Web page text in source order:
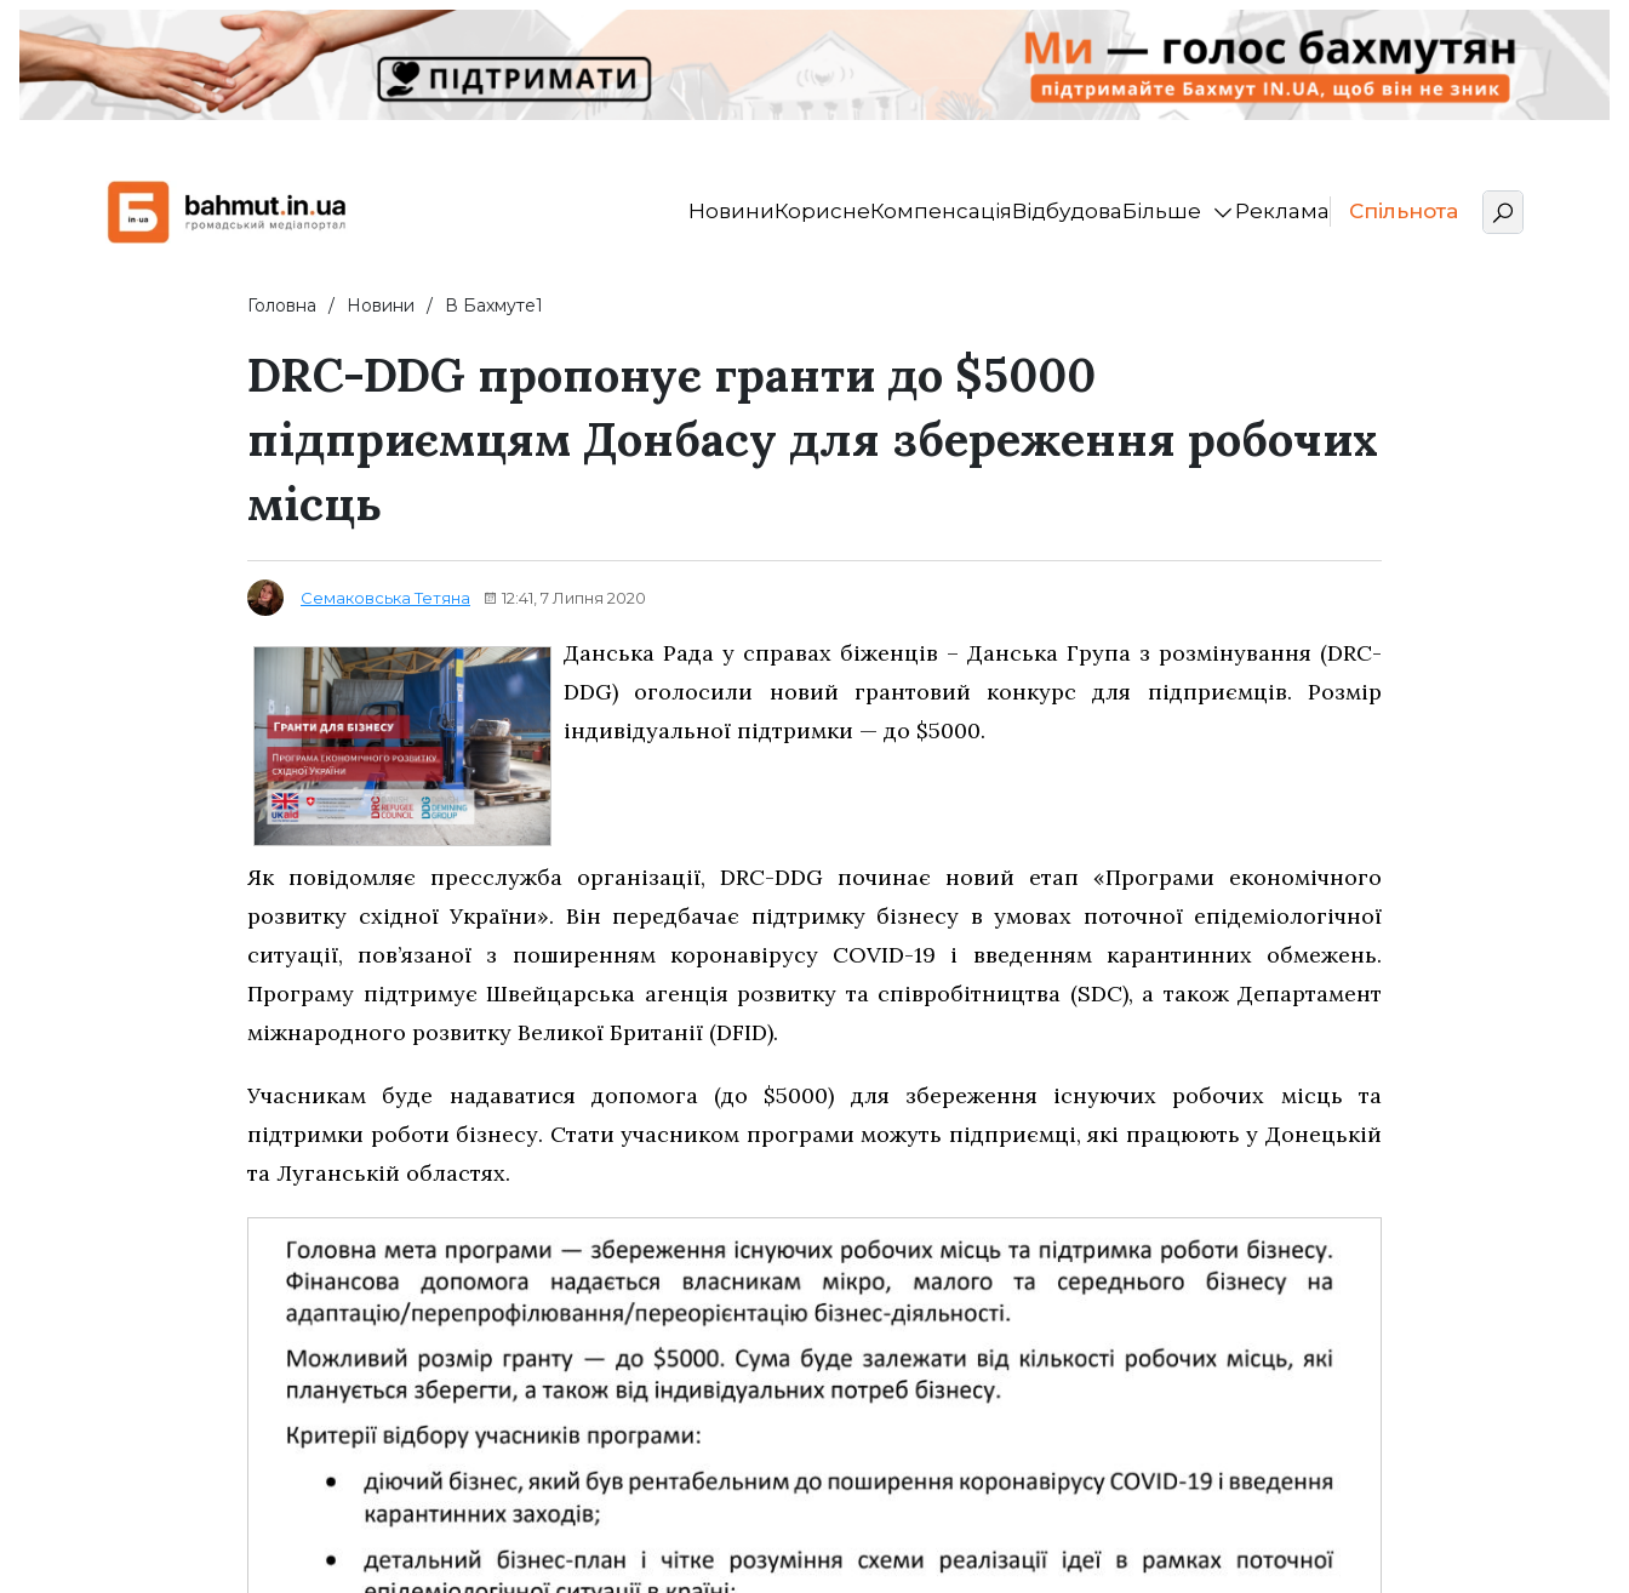
НовиниКориснеКомпенсаціяВідбудоваБільше Реклама Спільнота
Головна Новини В Бахмуте1
DRC-DDG пропонує гранти до $5000
підприємцям Донбасу для збереження робочих
місць
Семаковська Тетяна 12:41, 7 Липня 2020
Данська Рада у справах біженців – Данська Група з розмінування (DRC-
DDG) оголосили новий грантовий конкурс для підприємців. Розмір
індивідуальної підтримки — до $5000.
Як повідомляє пресслужба організації, DRC-DDG починає новий етап «Програми економічного
розвитку східної України». Він передбачає підтримку бізнесу в умовах поточної епідеміологічної
ситуації, пов’язаної з поширенням коронавірусу COVID-19 і введенням карантинних обмежень.
Програму підтримує Швейцарська агенція розвитку та співробітництва (SDC), а також Департамент
міжнародного розвитку Великої Британії (DFID).
Учасникам буде надаватися допомога (до $5000) для збереження існуючих робочих місць та
підтримки роботи бізнесу. Стати учасником програми можуть підприємці, які працюють у Донецькій
та Луганській областях.